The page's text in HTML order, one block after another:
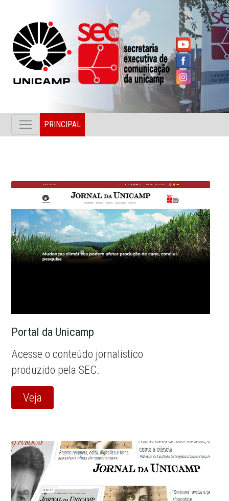
PRINCIPAL
Portal da Unicamp
Acesse o conteúdo jornalístico
produzido pela SEC.
Veja